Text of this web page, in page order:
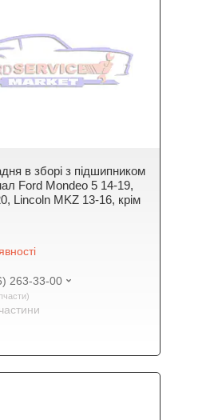
в зборі з підшипником
Ford Mondeo 5 14-19,
Lincoln MKZ 13-16, крім
263-33-00